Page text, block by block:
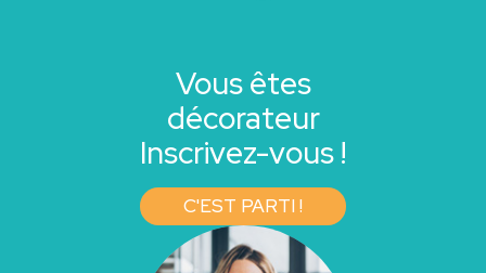
Vous êtes
décorateur
Inscrivez-vous !
C'EST PARTI !